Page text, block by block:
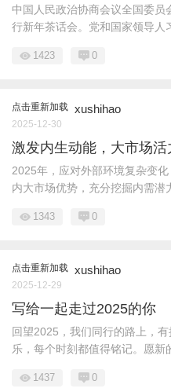
中国人民政治协商会议全国委
行新年茶话会。党和国家领导人
1423 0
点击重新加载 xushihao
2025-12-30
激发内生动能，大市场活
2025年，应对外部环境复杂变
内大市场优势，充分挖掘内需潜
1343 0
点击重新加载 xushihao
2025-12-29
写给一起走过2025的你
回望2025，我们同行的路上，
乐，每个时刻都值得铭记。愿新
1437 0